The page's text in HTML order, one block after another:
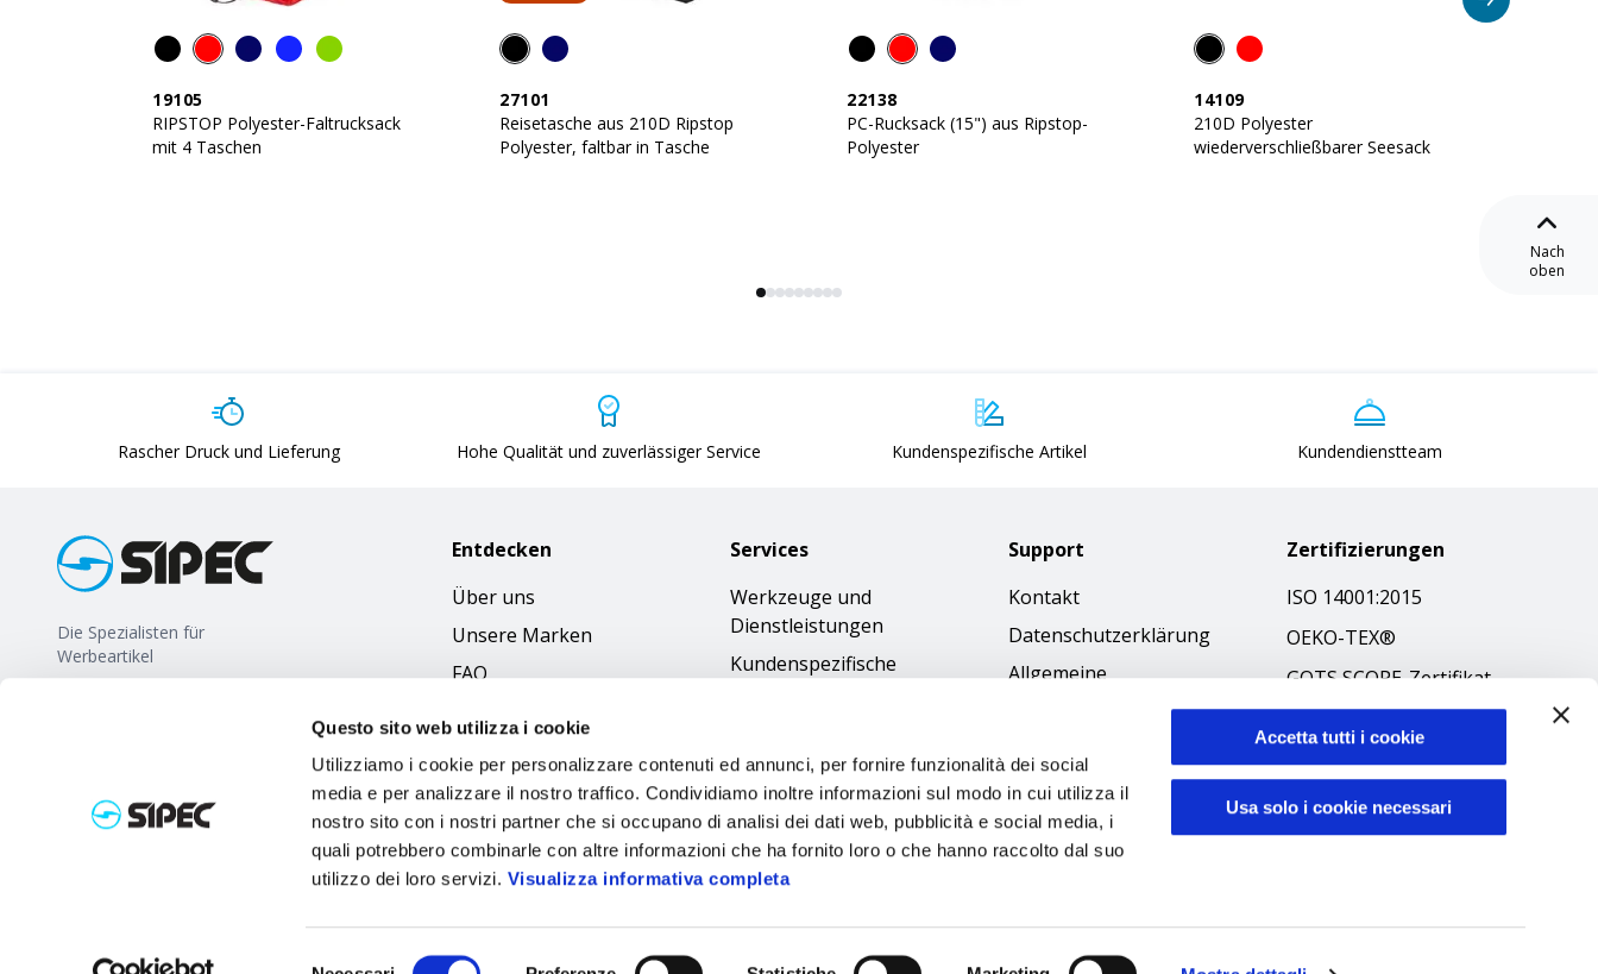
Questo sito web utilizza i cookie
Utilizziamo i cookie per personalizzare contenuti ed annunci, per fornire funzionalità dei social
media e per analizzare il nostro traffico. Condividiamo inoltre informazioni sul modo in cui utilizza il
nostro sito con i nostri partner che si occupano di analisi dei dati web, pubblicità e social media, i
quali potrebbero combinarle con altre informazioni che ha fornito loro o che hanno raccolto dal suo
utilizzo dei loro servizi. Visualizza informativa completa
Accetta tutti i cookie
Usa solo i cookie necessari
19105
RIPSTOP Polyester-Faltrucksack
mit 4 Taschen
27101
Reisetasche aus 210D Ripstop
Polyester, faltbar in Tasche
22138
PC-Rucksack (15") aus Ripstop-
Polyester
14109
210D Polyester
wiederverschließbarer Seesack
Nach
oben
Rascher Druck und Lieferung Hohe Qualität und zuverlässiger Service Kundenspezifische Artikel Kundendienstteam
Die Spezialisten für
Werbeartikel
Entdecken
Über uns
Unsere Marken
FAQ
Services
Werkzeuge und
Dienstleistungen
Kundenspezifische
Bilder-Download
Support
Kontakt
Datenschutzerklärung
Allgemeine
Accessibilità
Ethikkodex
Zertifizierungen
ISO 14001:2015
OEKO-TEX®
GOTS SCOPE-Zertifikat
GRS SCOPE-Zertifikat
Umweltpolitik
Produktsicherheit